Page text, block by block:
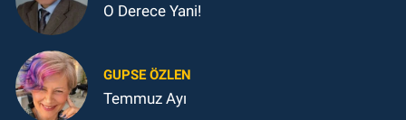
O Derece Yani!
GUPSE ÖZLEN
Temmuz Ayı